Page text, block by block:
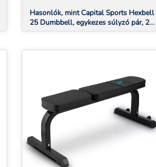
Hasonlók, mint Capital Sports Hexbell
25 Dumbbell, egykezes súlyzó pár, 25
kg